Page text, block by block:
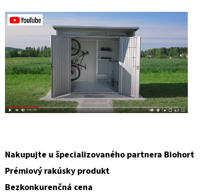
Nakupujte u špecializovaného partnera Biohort
Prémiový rakúsky produkt
Bezkonkurenčná cena